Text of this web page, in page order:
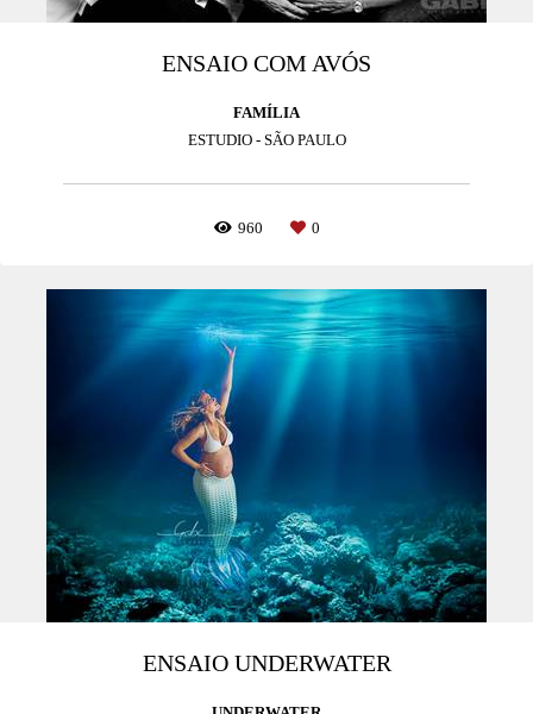
ENSAIO COM AVÓS
FAMÍLIA
ESTUDIO - SÃO PAULO
960 0
ENSAIO UNDERWATER